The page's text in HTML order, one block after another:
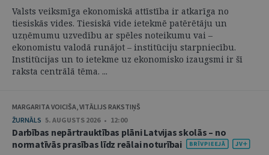
Valsts veiksmīga ekonomiskā attīstība ir atkarīga no
tiesiskās vides. Tiesiskā vide ietekmē patērētāju un
uzņēmumu uzvedību ar spēles noteikumu vai –
ekonomistu valodā runājot – institūciju starpniecību.
Institūcijas un to ietekme uz ekonomisko izaugsmi ir šī
raksta centrālā tēma. ...
MARGARITA VOICIŠA, VITĀLIJS RAKSTIŅŠ
ŽURNĀLS 5. AUGUSTS 2026 • 12:00
Darbības nepārtrauktības plāni Latvijas skolās – no
normatīvās prasības līdz reālai noturībai